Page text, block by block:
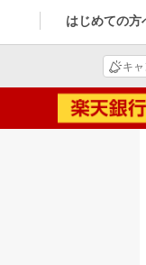
はじめての方
キ